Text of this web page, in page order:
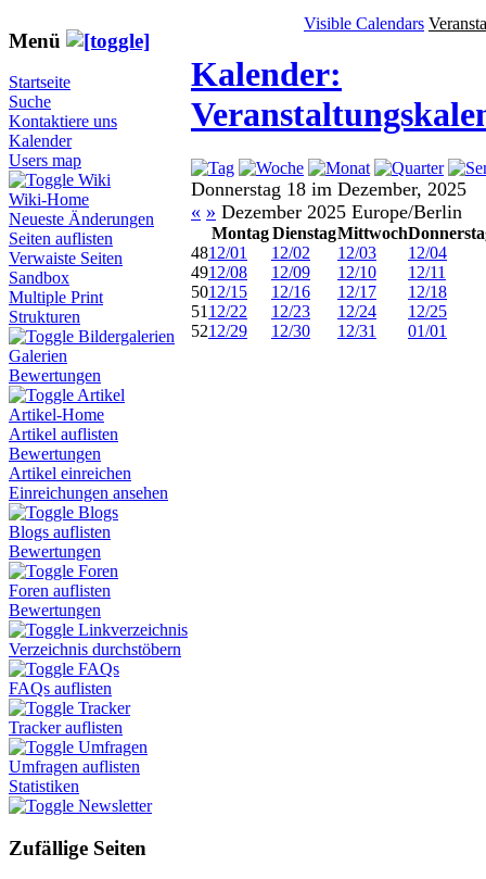
Menü
Startseite
Suche
Kontaktiere uns
Kalender
Users map
Wiki
Wiki-Home
Neueste Änderungen
Seiten auflisten
Verwaiste Seiten
Sandbox
Multiple Print
Strukturen
Bildergalerien
Galerien
Bewertungen
Artikel
Artikel-Home
Artikel auflisten
Bewertungen
Artikel einreichen
Einreichungen ansehen
Blogs
Blogs auflisten
Bewertungen
Foren
Foren auflisten
Bewertungen
Linkverzeichnis
Verzeichnis durchstöbern
FAQs
FAQs auflisten
Tracker
Tracker auflisten
Umfragen
Umfragen auflisten
Statistiken
Newsletter
Zufällige Seiten
Visible Calendars
Kalender:
Donnerstag 18 im Dezember, 2025
« » Dezember 2025 Europe/Berlin
Montag DienstagMittwoch
4812/01 12/02 12/03
12/04
4912/08 12/09 12/10
12/11
5012/15 12/16 12/17
12/18
51 12/22 12/23 12/24
12/25
5212/29 12/30 12/31 01/01